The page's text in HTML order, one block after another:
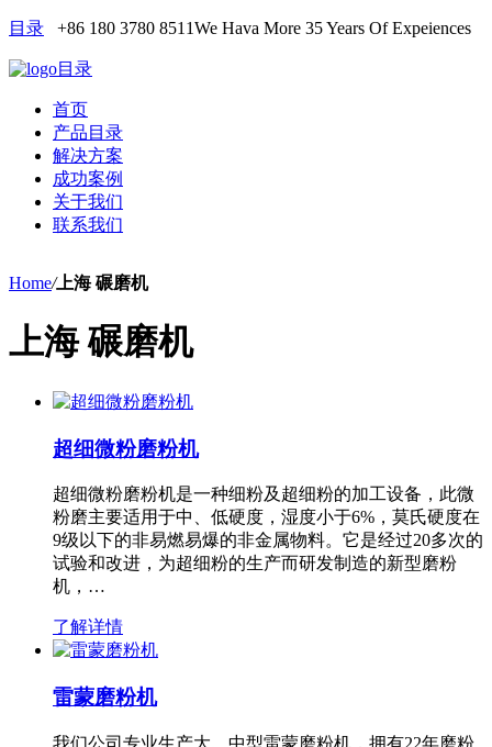
目录 +86 180 3780 8511We Hava More 35 Years Of Expeiences
目录
首页
产品目录
解决方案
成功案例
关于我们
联系我们
Home/上海 碾磨机
上海 碾磨机
超细微粉磨粉机
超细微粉磨粉机是一种细粉及超细粉的加工设备，此微
粉磨主要适用于中、低硬度，湿度小于6%，莫氏硬度在
9级以下的非易燃易爆的非金属物料。它是经过20多次的
试验和改进，为超细粉的生产而研发制造的新型磨粉
机，…
了解详情
雷蒙磨粉机
我们公司专业生产大、中型雷蒙磨粉机，拥有22年磨粉